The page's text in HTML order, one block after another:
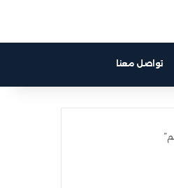
تواصل معنا